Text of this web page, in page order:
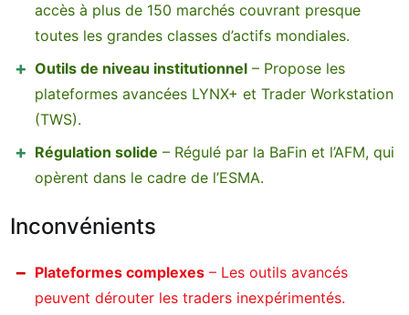
accès à plus de 150 marchés couvrant presque
toutes les grandes classes d’actifs mondiales.
Outils de niveau institutionnel – Propose les
plateformes avancées LYNX+ et Trader Workstation
(TWS).
Régulation solide – Régulé par la BaFin et l’AFM, qui
opèrent dans le cadre de l’ESMA.
Inconvénients
Plateformes complexes – Les outils avancés
peuvent dérouter les traders inexpérimentés.